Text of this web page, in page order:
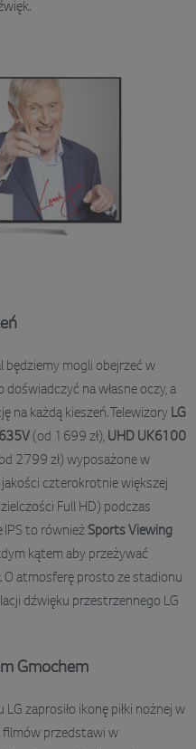
mogli obejrzeć w
na własne oczy, a
na każdą kieszeń. Telewizory LG
(od 1699 zł), UHD UK6100
2799 zł) wyposażone w
czterokrotnie większej
Full HD) podczas
IPS to również Sports Viewing
kątem aby przeżywać
O atmosferę prosto ze stadionu
dźwięku przestrzennego LG
Gmochem
zaprosiło ikonę piłki nożnej w
filmów przedstawi w